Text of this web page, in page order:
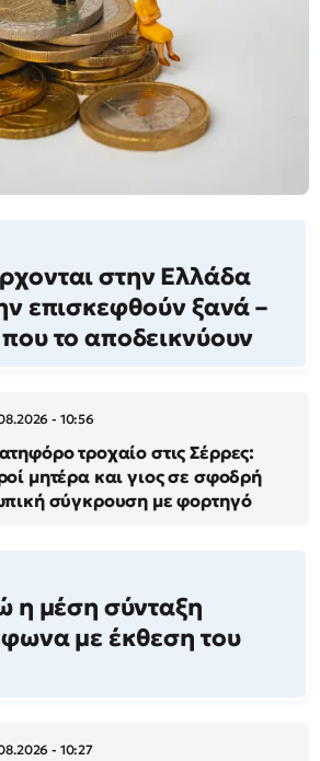
στην Ελλάδα
επισκεφθούν ξανά –
το αποδεικνύουν
- 10:56
τροχαίο στις Σέρρες:
μητέρα και γιος σε σφοδρή
σύγκρουση με φορτηγό
η μέση σύνταξη
με έκθεση του
- 10:27